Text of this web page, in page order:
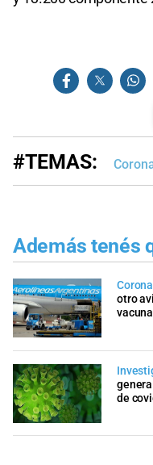
#TEMAS:
Además tenés
otro
de